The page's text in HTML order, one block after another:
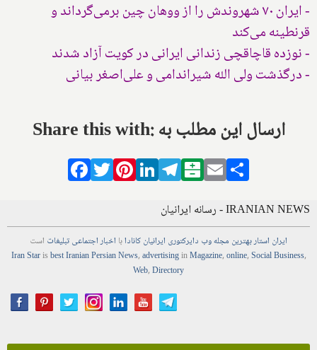
- ایران ۷۰ شهروندش را از ووهان چین برمی‌گرداند و
قرنطینه می‌کند
- نوزده قاچاقچی زندانی ایرانی در کویت آزاد شدند
- درگذشت ولی الله شیراندامی و علی‌اصغر بیانی
Share this with: ارسال این مطلب به
Facebook
TwitterPinterestLinkedIn
Telegram
Balatarin
Email
IRANIAN NEWS - رسانه ایرانیان
ایران استاربهترین مجلهوب دایرکتوری ایرانیان کانادابا اخباراجتماعیتبلیغات است
Iran Starisbest Iranian PersianNews,advertisinginMagazine,online,Social Business,
Web,Directory